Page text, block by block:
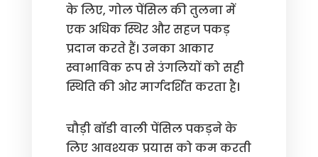
के लिए, गोल पेंसिल की तुलना में
एक अधिक स्थिर और सहज पकड़
प्रदान करते हैं। उनका आकार
स्वाभाविक रूप से उंगलियों को सही
स्थिति की ओर मार्गदर्शित करता है।
चौड़ी बॉडी वाली पेंसिल पकड़ने के
लिए आवश्यक प्रयास को कम करती